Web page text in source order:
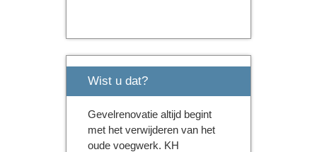
Wist u dat?
Gevelrenovatie altijd begint
met het verwijderen van het
oude voegwerk. KH